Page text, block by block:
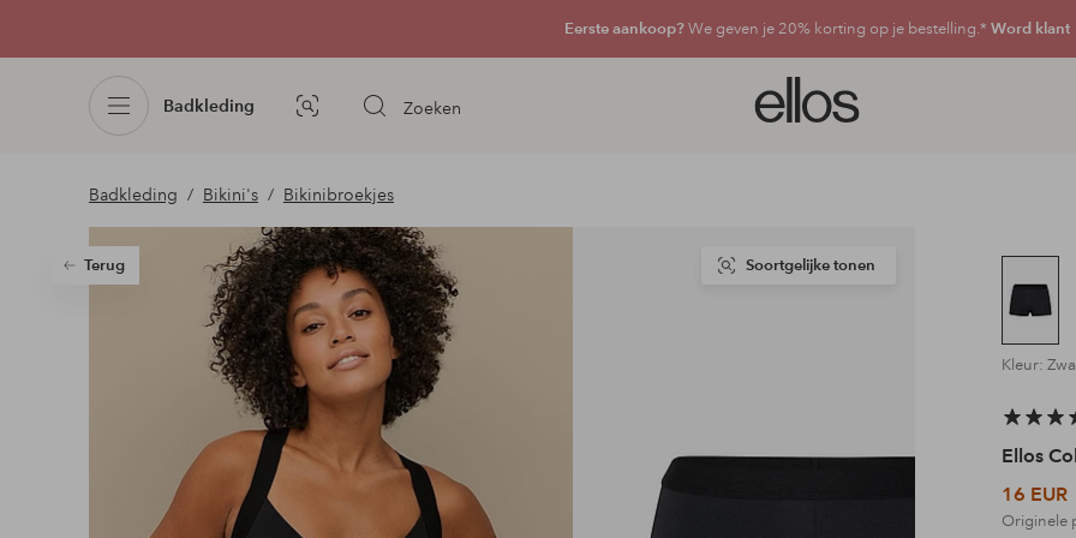
Eerste aankoop?We geven je 20% korting op je bestelling.* Word klant
Badkleding
Afbeelding
Zoeken
Ellos
logo
voorpagina
Badkleding Bikini's Bikinibroekjes
Terug Soortgelijke tonen
Kleur:
Ellos
16 EUR
Originele